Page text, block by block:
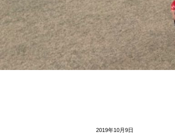
2019年10月9日